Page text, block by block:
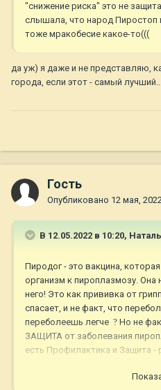
"снижение риска" это не
слышала, что народ Пиростоп
тоже мракобесие какое-то(((
да уж) я даже и не представляю,
города, если этот - самый лучший..
Гость
Опубликовано 12 мая,
В 12.05.2022 в 10:20,
Пиродог - это вакцина,
организм к пироплазмозу. Она
него! Это как прививка от
спасает, и не факт, что
переболеешь легче ? Но не
ЗАЩИТА от заболевания
есть Профилактика и Защита -
больше, чем у профилактики.